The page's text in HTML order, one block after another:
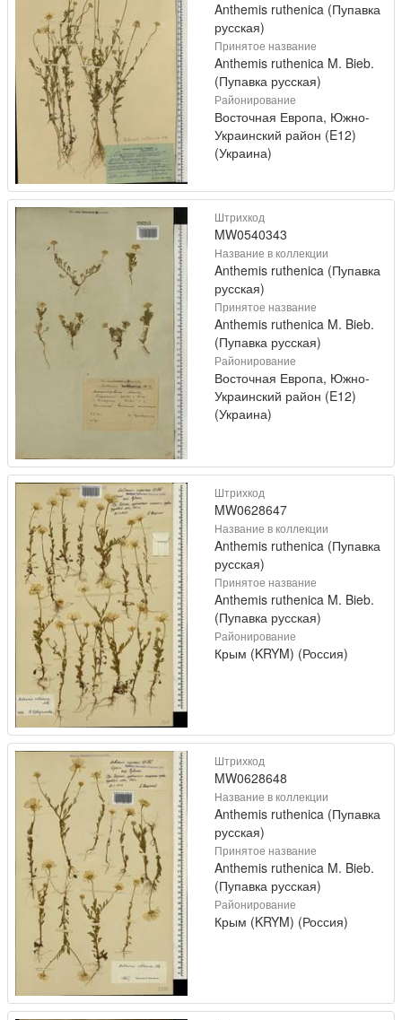
Anthemis ruthenica (Пупавка
русская)
Принятое название
Anthemis ruthenica M. Bieb.
(Пупавка русская)
Районирование
Восточная Европа, Южно-
Украинский район (E12)
(Украина)
Штрихкод
MW0540343
Название в коллекции
Anthemis ruthenica (Пупавка
русская)
Принятое название
Anthemis ruthenica M. Bieb.
(Пупавка русская)
Районирование
Восточная Европа, Южно-
Украинский район (E12)
(Украина)
Штрихкод
MW0628647
Название в коллекции
Anthemis ruthenica (Пупавка
русская)
Принятое название
Anthemis ruthenica M. Bieb.
(Пупавка русская)
Районирование
Крым (KRYM) (Россия)
Штрихкод
MW0628648
Название в коллекции
Anthemis ruthenica (Пупавка
русская)
Принятое название
Anthemis ruthenica M. Bieb.
(Пупавка русская)
Районирование
Крым (KRYM) (Россия)